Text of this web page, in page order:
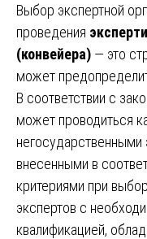
Выбор экспертной
проведения
(конвейера) — это
может
В соответствии с
может проводиться
внесенными в
критериями при
экспертов с
квалификацией,